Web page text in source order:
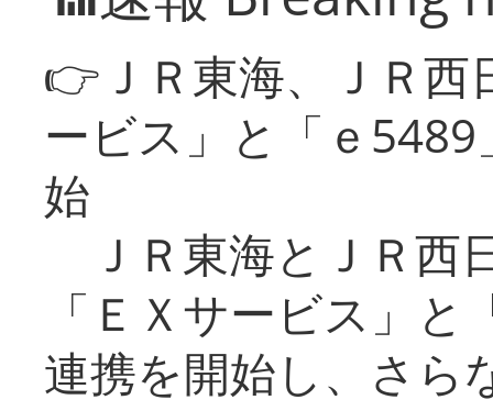
👉ＪＲ東海、ＪＲ
ービス」と「ｅ
始
ＪＲ東海とＪＲ西
「ＥＸサービス」
連携を開始し、さら